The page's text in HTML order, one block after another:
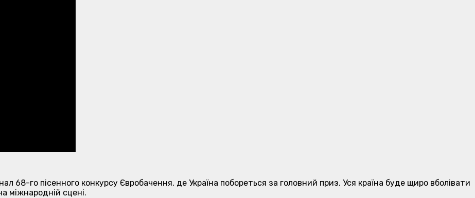
68-го пісенного конкурсу Євробачення, де Україна побореться за головний приз. Уся країна буде щиро вболівати
міжнародній сцені.